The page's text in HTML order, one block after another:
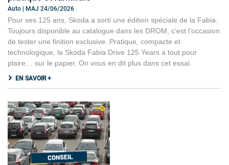
Auto | MAJ 24/06/2026
Pour ses 125 ans, Skoda a sorti une édition spéciale de la Fabia.
Toujours disponible au catalogue dans les DROM, c’est l’occasion
de tester une finition exclusive. Pratique, compacte et
technologique, la Skoda Fabia Drive 125 Years a tout pour
plaire… sur le papier. On vous en dit plus dans cet essai.
EN SAVOIR +